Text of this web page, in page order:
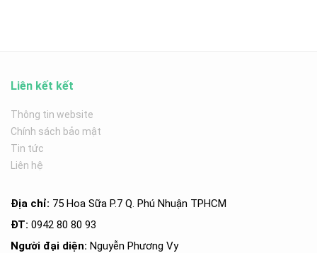
Liên kết kết
Thông tin website
Chính sách bảo mật
Tin tức
Liên hệ
Địa chỉ: 75 Hoa Sữa P.7 Q. Phú Nhuận TPHCM
ĐT: 0942 80 80 93
Người đại diện: Nguyễn Phương Vy